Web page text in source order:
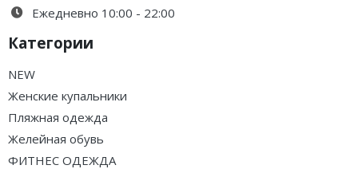
Ежедневно 10:00 - 22:00
Категории
NEW
Женские купальники
Пляжная одежда
Желейная обувь
ФИТНЕС ОДЕЖДА